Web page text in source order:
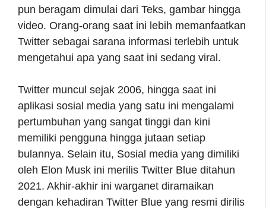
pun beragam dimulai dari Teks, gambar hingga
video. Orang-orang saat ini lebih memanfaatkan
Twitter sebagai sarana informasi terlebih untuk
mengetahui apa yang saat ini sedang viral.
Twitter muncul sejak 2006, hingga saat ini
aplikasi sosial media yang satu ini mengalami
pertumbuhan yang sangat tinggi dan kini
memiliki pengguna hingga jutaan setiap
bulannya. Selain itu, Sosial media yang dimiliki
oleh Elon Musk ini merilis Twitter Blue ditahun
2021. Akhir-akhir ini warganet diramaikan
dengan kehadiran Twitter Blue yang resmi dirilis